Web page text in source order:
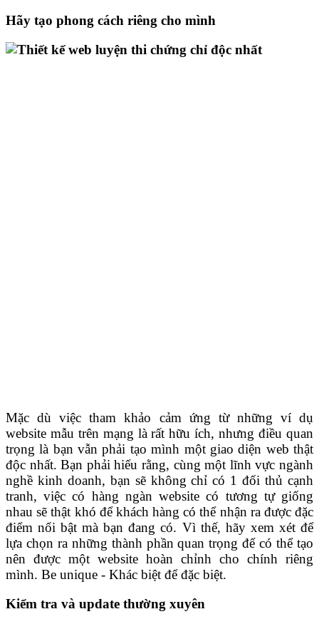
Hãy tạo phong cách riêng cho mình
Mặc dù việc tham khảo cảm ứng từ những ví dụ
website mẫu trên mạng là rất hữu ích, nhưng điều quan
trọng là bạn vẫn phải tạo mình một giao diện web thật
độc nhất. Bạn phải hiểu rằng, cùng một lĩnh vực ngành
nghề kinh doanh, bạn sẽ không chỉ có 1 đối thủ cạnh
tranh, việc có hàng ngàn website có tương tự giống
nhau sẽ thật khó để khách hàng có thể nhận ra được đặc
điểm nổi bật mà bạn đang có. Vì thế, hãy xem xét để
lựa chọn ra những thành phần quan trọng để có thể tạo
nên được một website hoàn chỉnh cho chính riêng
mình. Be unique - Khác biệt để đặc biệt.
Kiểm tra và update thường xuyên